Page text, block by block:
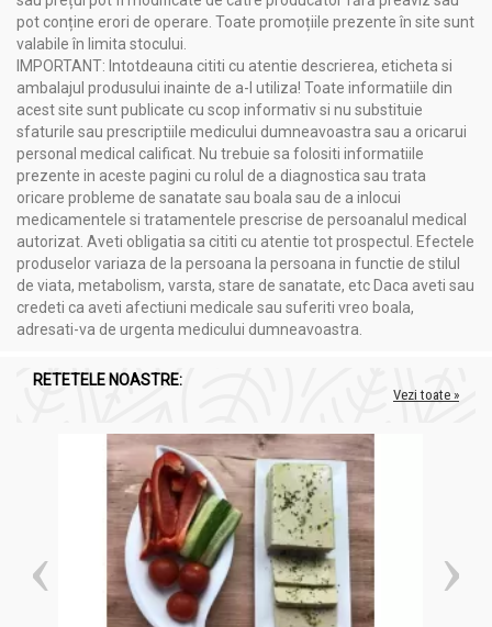
pot conține erori de operare. Toate promoțiile prezente în site sunt
valabile în limita stocului.
IMPORTANT: Intotdeauna cititi cu atentie descrierea, eticheta si
ambalajul produsului inainte de a-l utiliza! Toate informatiile din
acest site sunt publicate cu scop informativ si nu substituie
sfaturile sau prescriptiile medicului dumneavoastra sau a oricarui
personal medical calificat. Nu trebuie sa folositi informatiile
prezente in aceste pagini cu rolul de a diagnostica sau trata
oricare probleme de sanatate sau boala sau de a inlocui
medicamentele si tratamentele prescrise de persoanalul medical
autorizat. Aveti obligatia sa cititi cu atentie tot prospectul. Efectele
produselor variaza de la persoana la persoana in functie de stilul
de viata, metabolism, varsta, stare de sanatate, etc Daca aveti sau
credeti ca aveti afectiuni medicale sau suferiti vreo boala,
adresati-va de urgenta medicului dumneavoastra.
RETETELE NOASTRE:
Vezi toate »